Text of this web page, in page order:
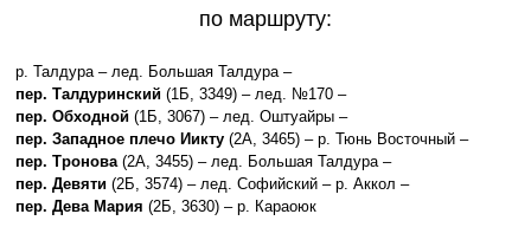
по маршруту:
р. Талдура – лед. Большая Талдура –
пер. Талдуринский(1Б, 3349) – лед. №170 –
пер. Обходной(1Б, 3067) – лед. Оштуайры –
пер. Западное плечо Иикту(2А, 3465) – р. Тюнь Восточный –
пер. Тронова(2А, 3455) – лед. Большая Талдура –
пер. Девяти(2Б, 3574) – лед. Софийский – р. Аккол –
пер. Дева Мария (2Б, 3630) – р. Караоюк